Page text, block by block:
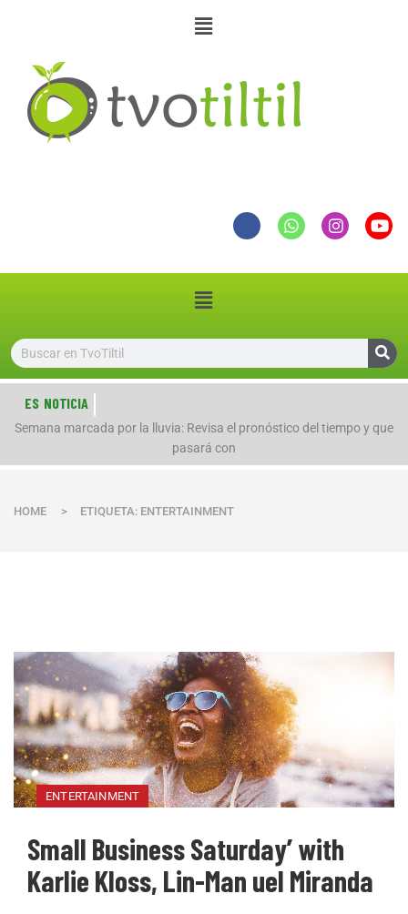
ES NOTICIA
Semana marcada por la lluvia: Revisa el pronóstico del tiempo y que
Evacúan preventivamente a familias por aumento del caudal del río
Polpaico ant
HOME > ETIQUETA: ENTERTAINMENT
ENTERTAINMENT
Small Business Saturday’ with
Karlie Kloss, Lin-Man uel Miranda